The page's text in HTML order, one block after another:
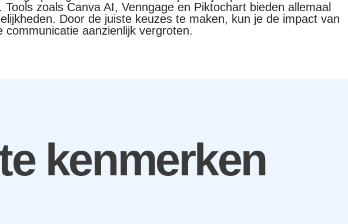
Tools zoals Canva AI, Venngage en Piktochart bieden allemaal
Door de juiste keuzes te maken, kun je de impact van
communicatie aanzienlijk vergroten.
kenmerken